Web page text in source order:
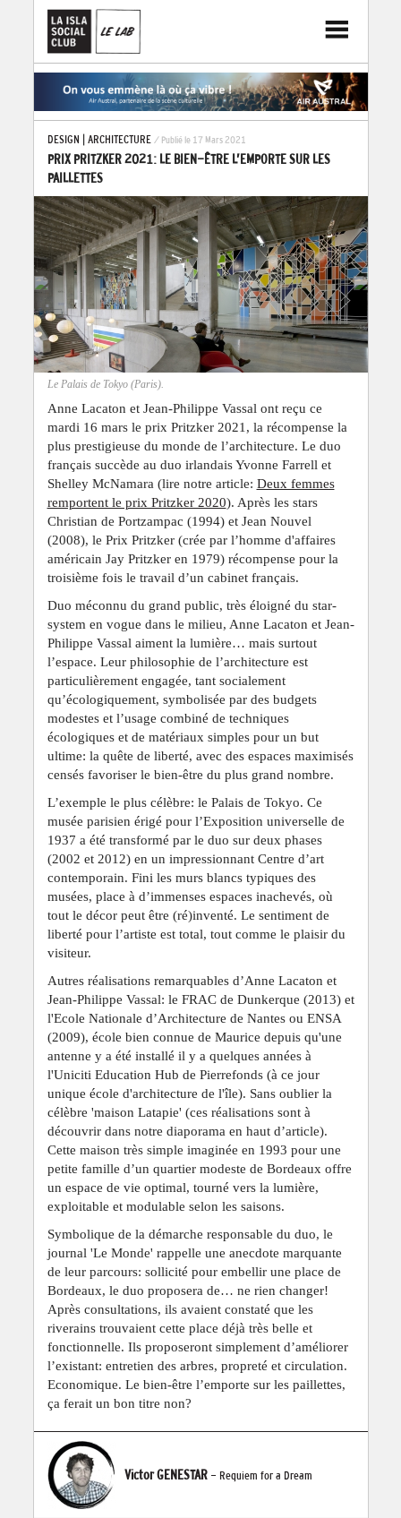
DESIGN ARCHITECTURE / Publié le 17 Mars 2021
PRIX PRITZKER 2021: LE BIEN-ÊTRE L’EMPORTE SUR LES
PAILLETTES
Le Palais de Tokyo (Paris).
Anne Lacaton et Jean-Philippe Vassal ont reçu ce
mardi 16 mars le prix Pritzker 2021, la récompense la
plus prestigieuse du monde de l’architecture. Le duo
français succède au duo irlandais Yvonne Farrell et
Shelley McNamara (lire notre article: Deux femmes
remportent le prix Pritzker 2020). Après les stars
Christian de Portzampac (1994) et Jean Nouvel
(2008), le Prix Pritzker (crée par l’homme d'affaires
américain Jay Pritzker en 1979) récompense pour la
troisième fois le travail d’un cabinet français.
Duo méconnu du grand public, très éloigné du star-
system en vogue dans le milieu, Anne Lacaton et Jean-
Philippe Vassal aiment la lumière… mais surtout
l’espace. Leur philosophie de l’architecture est
particulièrement engagée, tant socialement
qu’écologiquement, symbolisée par des budgets
modestes et l’usage combiné de techniques
écologiques et de matériaux simples pour un but
ultime: la quête de liberté, avec des espaces maximisés
censés favoriser le bien-être du plus grand nombre.
L’exemple le plus célèbre: le Palais de Tokyo. Ce
musée parisien érigé pour l’Exposition universelle de
1937 a été transformé par le duo sur deux phases
(2002 et 2012) en un impressionnant Centre d’art
contemporain. Fini les murs blancs typiques des
musées, place à d’immenses espaces inachevés, où
tout le décor peut être (ré)inventé. Le sentiment de
liberté pour l’artiste est total, tout comme le plaisir du
visiteur.
Autres réalisations remarquables d’Anne Lacaton et
Jean-Philippe Vassal: le FRAC de Dunkerque (2013) et
l'Ecole Nationale d’Architecture de Nantes ou ENSA
(2009), école bien connue de Maurice depuis qu'une
antenne y a été installé il y a quelques années à
l'Uniciti Education Hub de Pierrefonds (à ce jour
unique école d'architecture de l'île). Sans oublier la
célèbre 'maison Latapie' (ces réalisations sont à
découvrir dans notre diaporama en haut d’article).
Cette maison très simple imaginée en 1993 pour une
petite famille d’un quartier modeste de Bordeaux offre
un espace de vie optimal, tourné vers la lumière,
exploitable et modulable selon les saisons.
Symbolique de la démarche responsable du duo, le
journal 'Le Monde' rappelle une anecdote marquante
de leur parcours: sollicité pour embellir une place de
Bordeaux, le duo proposera de… ne rien changer!
Après consultations, ils avaient constaté que les
riverains trouvaient cette place déjà très belle et
fonctionnelle. Ils proposeront simplement d’améliorer
l’existant: entretien des arbres, propreté et circulation.
Economique. Le bien-être l’emporte sur les paillettes,
ça ferait un bon titre non?
Victor GENESTAR - Requiem for a Dream